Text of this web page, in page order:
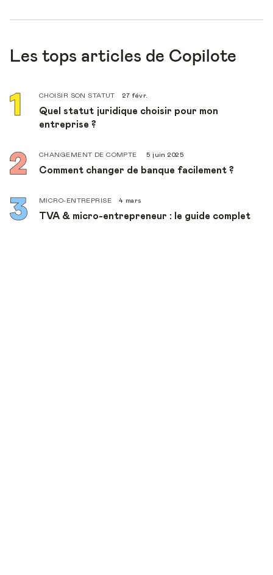
Les tops articles de Copilote
CHOISIR SON STATUT 27 févr.
Quel statut juridique choisir pour mon
entreprise ?
CHANGEMENT DE COMPTE 5 juin 2025
Comment changer de banque facilement ?
MICRO-ENTREPRISE 4 mars
TVA & micro-entrepreneur : le guide complet